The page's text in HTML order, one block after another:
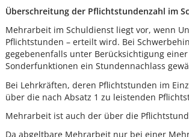
Überschreitung der Pflichtstundenzahl im
Mehrarbeit im Schuldienst liegt vor, wenn
Pflichtstunden – erteilt wird. Bei
gegebenenfalls unter Berücksichtigung
Sonderfunktionen ein Stundennachlass
Bei Lehrkräften, deren Pflichtstunden im
über die nach Absatz 1 zu leistenden
Mehrarbeit ist auch der über die
Da abgeltbare Mehrarbeit nur bei einer